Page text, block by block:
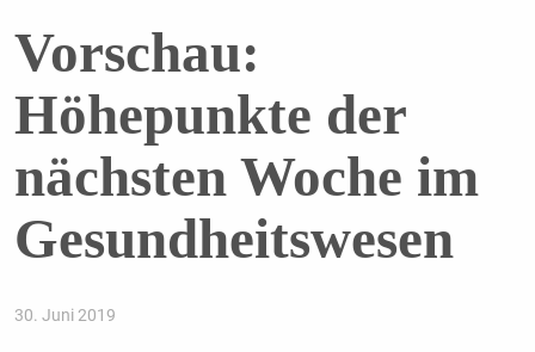
Vorschau:
Höhepunkte der
nächsten Woche im
Gesundheitswesen
30. Juni 2019